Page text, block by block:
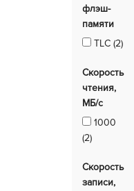
флэш-
памяти
TLC (2)
Скорость
чтения,
МБ/с
1000
(2)
Скорость
записи,